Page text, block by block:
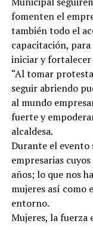
fomenten el
también todo el
capacitación, para
iniciar y fortalecer
“Al tomar
seguir abriendo
al mundo
fuerte y
alcaldesa.
Durante el evento
empresarias
años; lo que nos
mujeres así como
entorno.
Mujeres, la fuerza